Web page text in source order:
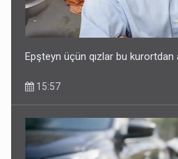
Epşteyn üçün qızlar bu kurortdan
15:57